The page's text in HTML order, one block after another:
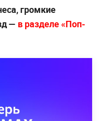
громкие
— в разделе «Поп-